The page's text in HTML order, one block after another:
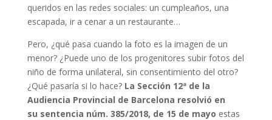
queridos en las redes sociales: un cumpleaños, una
escapada, ir a cenar a un restaurante…
Pero, ¿qué pasa cuando la foto es la imagen de un
menor? ¿Puede uno de los progenitores subir fotos del
niño de forma unilateral, sin consentimiento del otro?
¿Qué pasaría si lo hace? La Sección 12ª de la
Audiencia Provincial de Barcelona resolvió en
su sentencia núm. 385/2018, de 15 de mayo estas